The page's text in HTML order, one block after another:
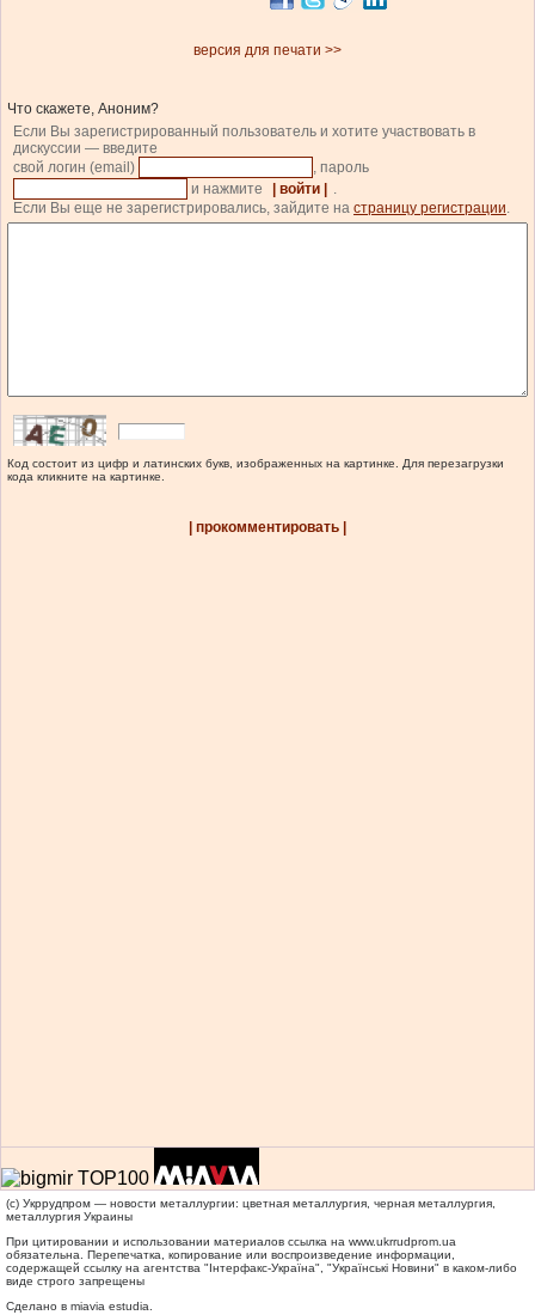
версия для печати >>
Что скажете, Аноним?
Если Вы зарегистрированный пользователь и хотите участвовать в
дискуссии — введите
свой логин (email)
, пароль
и нажмите
| войти |
.
Если Вы еще не зарегистрировались, зайдите на страницу регистрации.
Код состоит из цифр и латинских букв, изображенных на картинке. Для перезагрузки
кода кликните на картинке.
| прокомментировать |
(c) Укррудпром — новости металлургии: цветная металлургия, черная металлургия,
металлургия Украины
При цитировании и использовании материалов ссылка на www.ukrrudprom.ua
обязательна. Перепечатка, копирование или воспроизведение информации,
содержащей ссылку на агентства "Iнтерфакс-Україна", "Українськi Новини" в каком-либо
виде строго запрещены
Сделано в miavia estudia.